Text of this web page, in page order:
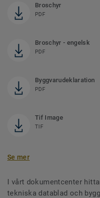
Broschyr
PDF
Broschyr - engelsk
PDF
Byggvarudeklaration
PDF
Tif Image
TIF
Se mer
I vårt dokumentcenter
tekniska datablad och